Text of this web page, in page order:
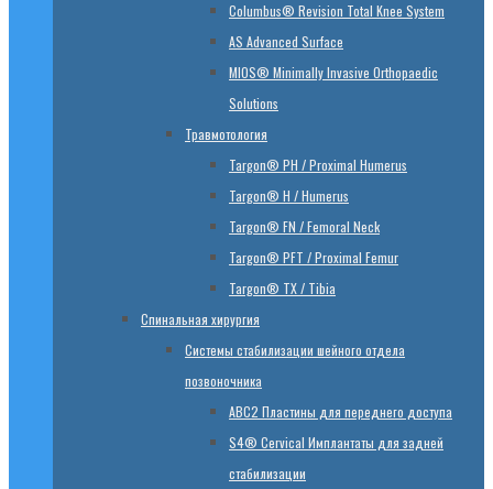
Columbus® Revision Total Knee System
AS Advanced Surface
MIOS® Minimally Invasive Orthopaedic
Solutions
Травмотология
Targon® PH / Proximal Humerus
Targon® H / Humerus
Targon® FN / Femoral Neck
Targon® PFT / Proximal Femur
Targon® TX / Tibia
Спинальная хирургия
Системы стабилизации шейного отдела
позвоночника
ABC2 Пластины для переднего доступа
S4® Cervical Имплантаты для задней
стабилизации